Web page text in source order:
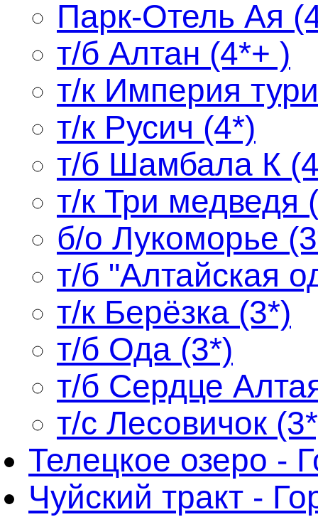
Парк-Отель Ая
т/б Алтан (4*+ )
т/к Империя
т/к Русич (4*)
т/б Шамбала К
т/к Три медведя
б/о Лукоморье
т/б "Алтайская
т/к Берёзка (3*)
т/б Ода (3*)
т/б Сердце
т/с Лесовичок
Телецкое озеро -
Чуйский тракт -